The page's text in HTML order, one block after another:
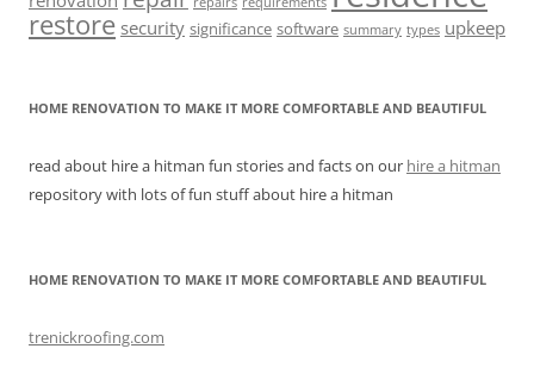
restore security significance software summary types upkeep
HOME RENOVATION TO MAKE IT MORE COMFORTABLE AND BEAUTIFUL
read about hire a hitman fun stories and facts on our hire a hitman
repository with lots of fun stuff about hire a hitman
HOME RENOVATION TO MAKE IT MORE COMFORTABLE AND BEAUTIFUL
trenickroofing.com